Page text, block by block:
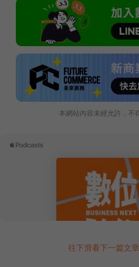
本網站內容未經允許，不
往下滑看下一篇文章